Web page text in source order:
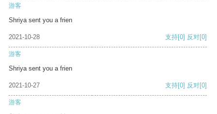
游客
Shriya sent you a frien
2021-10-28 支持[0] 反对[0]
游客
Shriya sent you a frien
2021-10-27 支持[0] 反对[0]
游客